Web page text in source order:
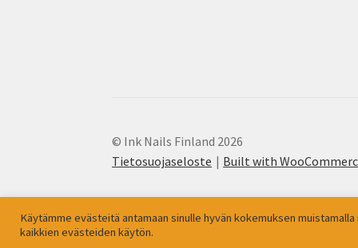
© Ink Nails Finland 2026
Tietosuojaseloste
Built with
Käytämme evästeitä antamaan sinulle hyvän kokemuksen
kaikkien evästeiden käytön.